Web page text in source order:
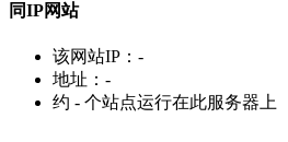
同IP网站
该网站IP： -
地址： -
约 - 个站点运行在此服务器上